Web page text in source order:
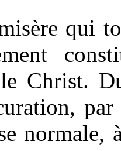
qui
Christ.
normale,